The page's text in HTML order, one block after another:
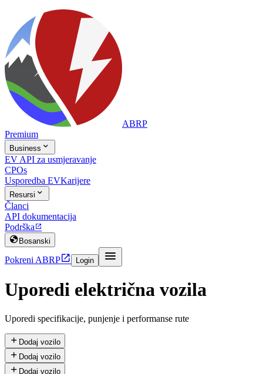
ABRP
Premium
Business 
EV API za usmjeravanje
CPOs
Usporedba EVKarijere
Resursi 
Članci
API dokumentacija
Podrška 
 Bosanski
Pokreni ABRP Login 
Uporedi električna vozila
Uporedi specifikacije, punjenje i performanse rute
 Dodaj vozilo
 Dodaj vozilo
 Dodaj vozilo